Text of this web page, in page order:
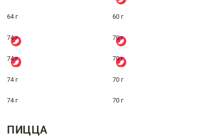
64 г 60 г
74 г 70 г
74 г 70 г
74 г 70 г
74 г 70 г
ПИЦЦА